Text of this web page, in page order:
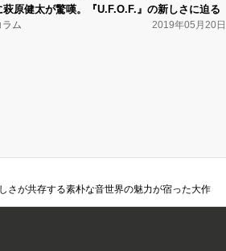
萩原健太が驚嘆。『U.F.O.F.』の新しさに迫る
ラム 2019年05月20日
さが共存する素朴な音世界の魅力が宿った大作